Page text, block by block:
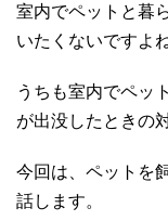
室内でペットと暮
いたくないですよね
うちも室内でペッ
が出没したときの
今回は、ペットを
話します。